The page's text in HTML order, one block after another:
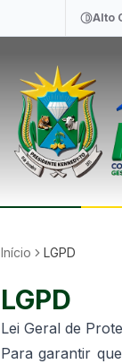
Alto
Início LGPD
LGPD
Lei Geral de
Para garantir